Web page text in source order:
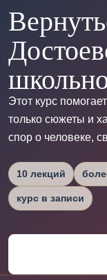
Этот курс
только сюжеты и
спор о человеке,
10 лекций
курс в записи